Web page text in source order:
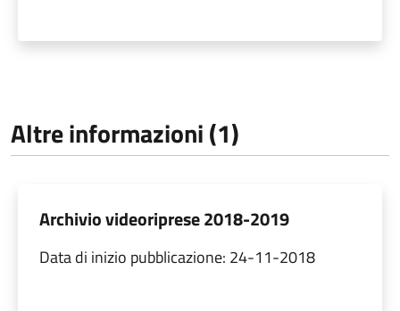
Altre informazioni (1)
Archivio videoriprese 2018-2019
Data di inizio pubblicazione: 24-11-2018